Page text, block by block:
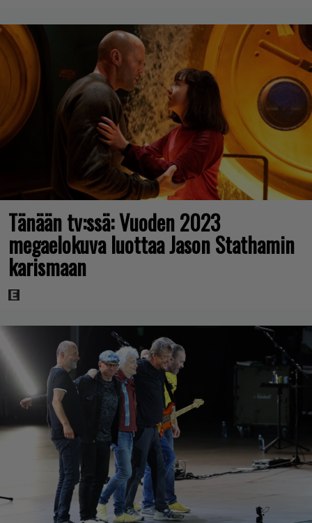
Tänään tv:ssä: Vuoden 2023
megaelokuva luottaa Jason Stathamin
karismaan